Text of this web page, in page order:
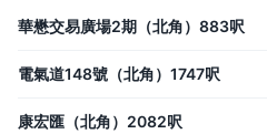
華懋交易廣場2期（北角）883呎
電氣道148號（北角）1747呎
康宏匯（北角）2082呎